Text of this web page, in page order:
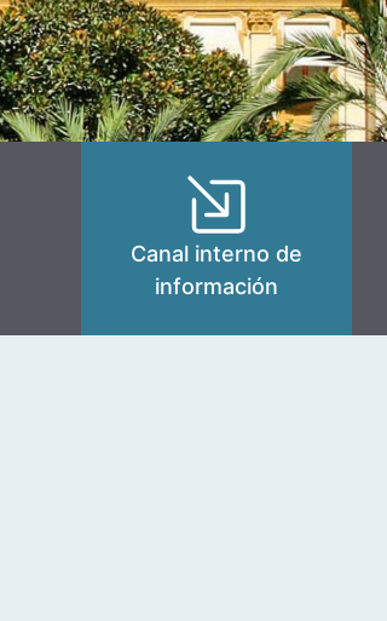
Canal interno de
información